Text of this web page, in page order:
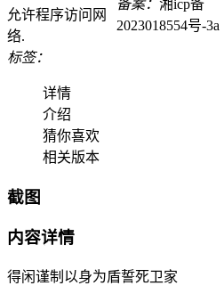
允许程序访问网
络.
备案： 湘icp备
2023018554号-3a
标签：
详情
介绍
猜你喜欢
相关版本
截图
内容详情
得闲谨制以身为盾誓死卫家